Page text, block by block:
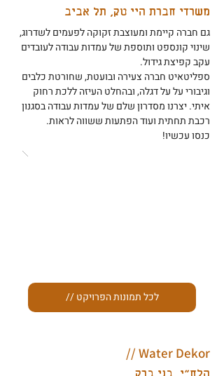
משרדי חברת היי טק, תל אביב
גם חברה קיימת ומעוצבת זקוקה לפעמים לשדרוג,
שינוי קונספט ותוספת של עמדות עבודה לעובדים
עקב קפיצת גידול.
ספליטאיט חברה צעירה ובועטת, שחורטת כלבים
וגיבורי על על דגלה, ובהחלט העיזה ללכת רחוק
איתי. יצרנו מסדרון שלם של עמדות עבודה בסגנון
רכבת תחתית ועוד הפתעות ששווה לראות.
כנסו עכשיו!
// לכל תמונות הפרויקט
Water Dekor //